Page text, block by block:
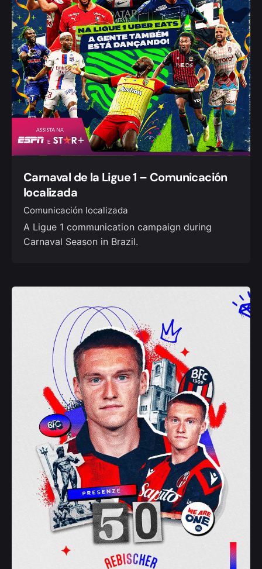
Carnaval de la Ligue 1 – Comunicación
localizada
Comunicación localizada
A Ligue 1 communication campaign during
Carnaval Season in Brazil.